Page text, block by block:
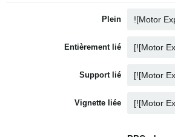
Plein
Entièrement lié
Support lié
Vignette liée